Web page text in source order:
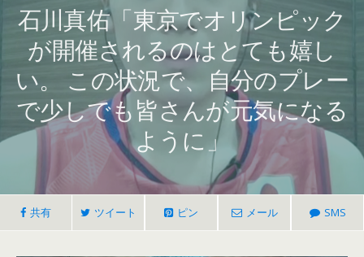
石川真佑「東京でオリンピック
が開催されるのはとても嬉し
い。 この状況で、自分のプレー
で少しでも皆さんが元気になる
ように」
共有 ツイート ピン メール SMS